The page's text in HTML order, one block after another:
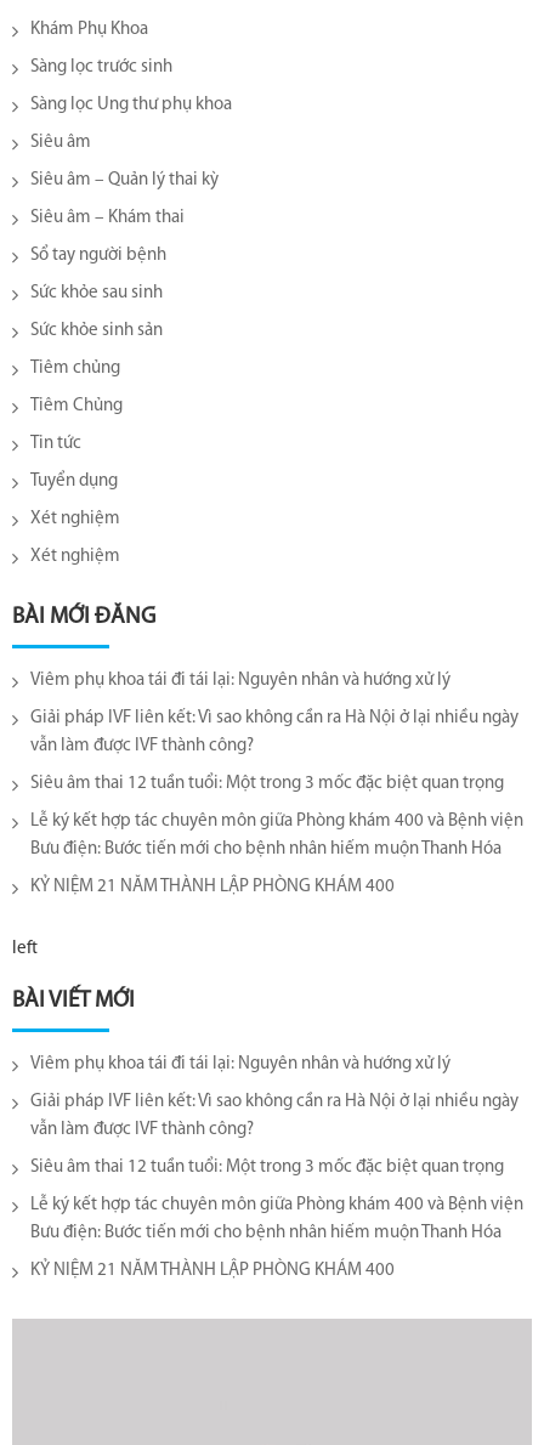
Khám Phụ Khoa
Sàng lọc trước sinh
Sàng lọc Ung thư phụ khoa
Siêu âm
Siêu âm – Quản lý thai kỳ
Siêu âm – Khám thai
Sổ tay người bệnh
Sức khỏe sau sinh
Sức khỏe sinh sản
Tiêm chủng
Tiêm Chủng
Tin tức
Tuyển dụng
Xét nghiệm
Xét nghiệm
BÀI MỚI ĐĂNG
Viêm phụ khoa tái đi tái lại​: Nguyên nhân và hướng xử lý
Giải pháp IVF liên kết: Vì sao không cần ra Hà Nội ở lại nhiều ngày
vẫn làm được IVF thành công?
Siêu âm thai 12 tuần tuổi: Một trong 3 mốc đặc biệt quan trọng
Lễ ký kết hợp tác chuyên môn giữa Phòng khám 400 và Bệnh viện
Bưu điện: Bước tiến mới cho bệnh nhân hiếm muộn Thanh Hóa
KỶ NIỆM 21 NĂM THÀNH LẬP PHÒNG KHÁM 400
left
BÀI VIẾT MỚI
Viêm phụ khoa tái đi tái lại​: Nguyên nhân và hướng xử lý
Giải pháp IVF liên kết: Vì sao không cần ra Hà Nội ở lại nhiều ngày
vẫn làm được IVF thành công?
Siêu âm thai 12 tuần tuổi: Một trong 3 mốc đặc biệt quan trọng
Lễ ký kết hợp tác chuyên môn giữa Phòng khám 400 và Bệnh viện
Bưu điện: Bước tiến mới cho bệnh nhân hiếm muộn Thanh Hóa
KỶ NIỆM 21 NĂM THÀNH LẬP PHÒNG KHÁM 400